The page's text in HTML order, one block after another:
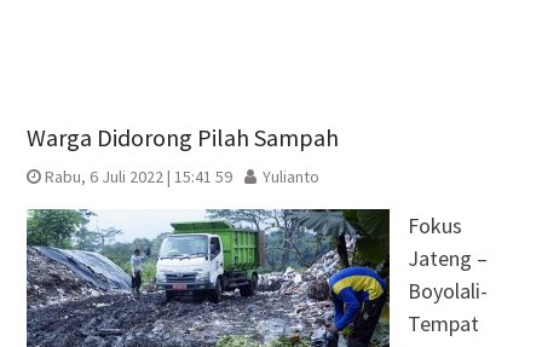
Warga Didorong Pilah Sampah
Rabu, 6 Juli 2022 | 15:41 59 Yulianto
Fokus
Jateng –
Boyolali-
Tempat